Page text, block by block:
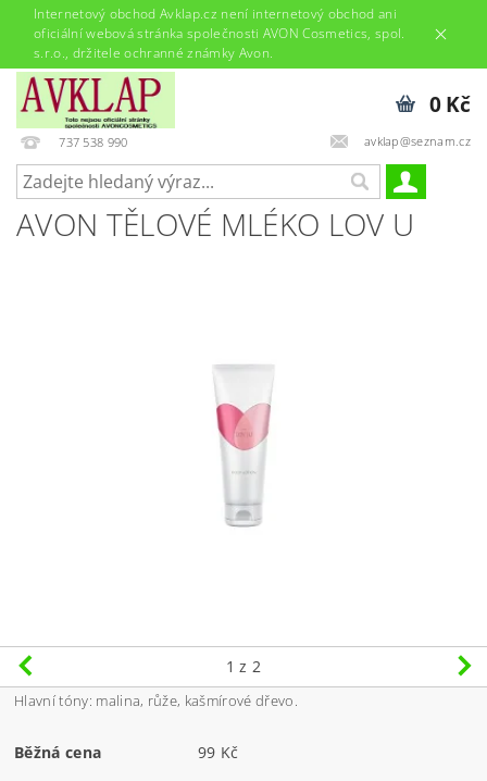
Internetový obchod Avklap.cz není internetový obchod ani
oficiální webová stránka společnosti AVON Cosmetics, spol.
s.r.o., držitele ochranné známky Avon.
737 538 990 avklap@seznam.cz
0 Kč
AVON TĚLOVÉ MLÉKO LOV U
1 z 2
Hlavní tóny: malina, růže, kašmírové dřevo.
Běžná cena 99 Kč